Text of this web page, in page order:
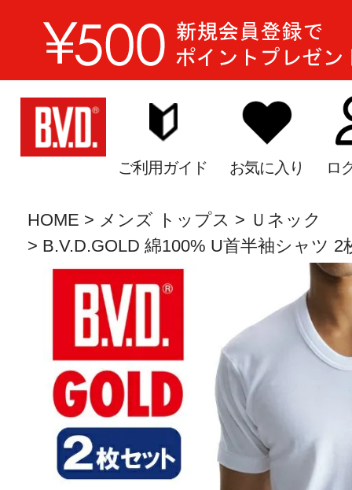
ご利用ガイド お気に入り ロ
HOME メンズ トップス
Ｕネック
B.V.D.GOLD 綿100% U首半袖シャツ 2